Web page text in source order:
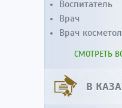
Воспитатель
Врач
Врач
СМОТРЕТЬ
В